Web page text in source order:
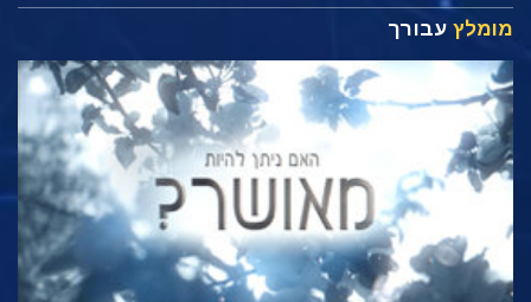
מומלץ עבורך